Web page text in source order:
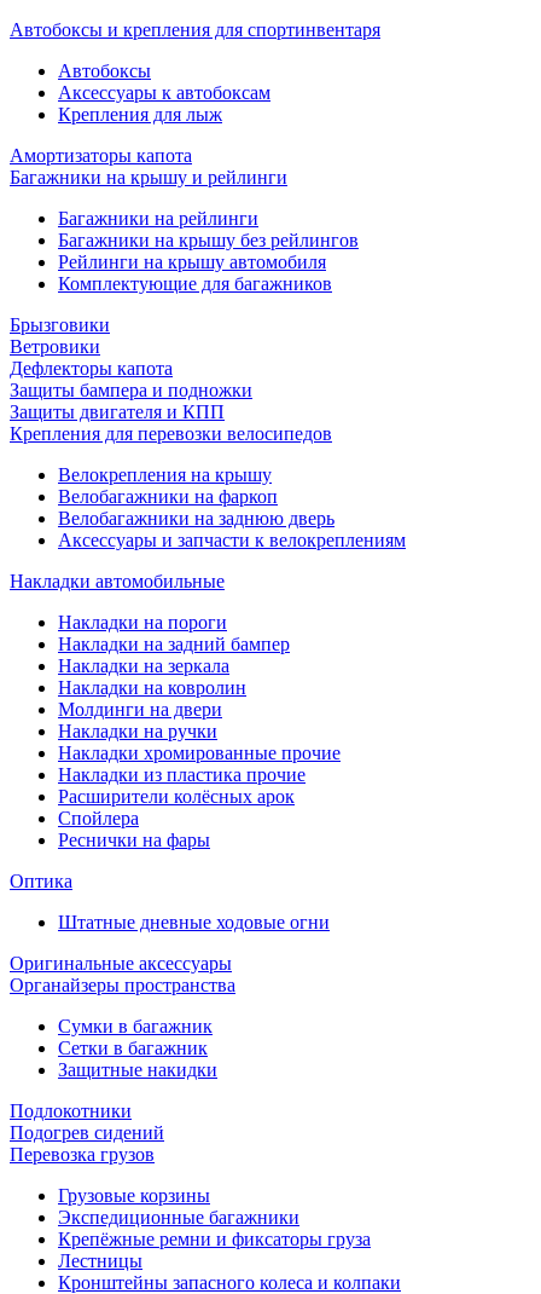
Автобоксы и крепления для спортинвентаря
Автобоксы
Аксессуары к автобоксам
Крепления для лыж
Амортизаторы капота
Багажники на крышу и рейлинги
Багажники на рейлинги
Багажники на крышу без рейлингов
Рейлинги на крышу автомобиля
Комплектующие для багажников
Брызговики
Ветровики
Дефлекторы капота
Защиты бампера и подножки
Защиты двигателя и КПП
Крепления для перевозки велосипедов
Велокрепления на крышу
Велобагажники на фаркоп
Велобагажники на заднюю дверь
Аксессуары и запчасти к велокреплениям
Накладки автомобильные
Накладки на пороги
Накладки на задний бампер
Накладки на зеркала
Накладки на ковролин
Молдинги на двери
Накладки на ручки
Накладки хромированные прочие
Накладки из пластика прочие
Расширители колёсных арок
Спойлера
Реснички на фары
Оптика
Штатные дневные ходовые огни
Оригинальные аксессуары
Органайзеры пространства
Сумки в багажник
Сетки в багажник
Защитные накидки
Подлокотники
Подогрев сидений
Перевозка грузов
Грузовые корзины
Экспедиционные багажники
Крепёжные ремни и фиксаторы груза
Лестницы
Кронштейны запасного колеса и колпаки